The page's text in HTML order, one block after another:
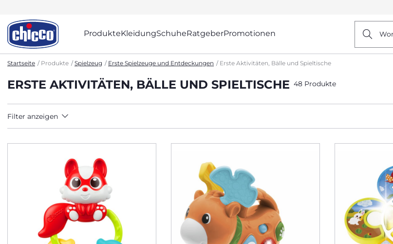
ProdukteKleidungSchuheRatgeberPromotionen
Startseite Produkte Spielzeug Erste Spielzeuge und Entdeckungen Erste Aktivitäten, Bälle und Spieltische
ERSTE AKTIVITÄTEN, BÄLLE UND SPIELTISCHE 48 Produkte
Filter anzeigen